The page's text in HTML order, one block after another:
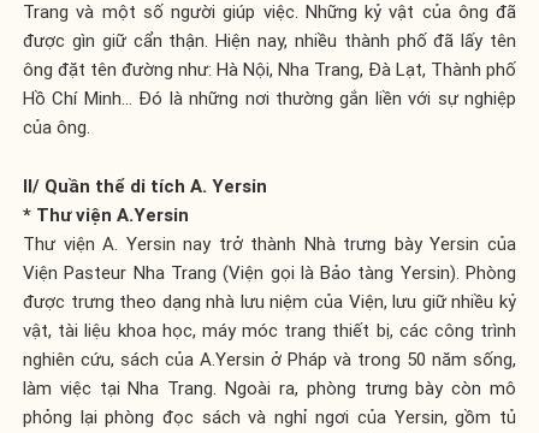
Trang và một số người giúp việc. Những kỷ vật của ông đã
được gìn giữ cẩn thận. Hiện nay, nhiều thành phố đã lấy tên
ông đặt tên đường như: Hà Nội, Nha Trang, Đà Lạt, Thành phố
Hồ Chí Minh… Đó là những nơi thường gắn liền với sự nghiệp
của ông.
II/ Quần thể di tích A. Yersin
* Thư viện A.Yersin
Thư viện A. Yersin nay trở thành Nhà trưng bày Yersin của
Viện Pasteur Nha Trang (Viện gọi là Bảo tàng Yersin). Phòng
được trưng theo dạng nhà lưu niệm của Viện, lưu giữ nhiều kỷ
vật, tài liệu khoa học, máy móc trang thiết bị, các công trình
nghiên cứu, sách của A.Yersin ở Pháp và trong 50 năm sống,
làm việc tại Nha Trang. Ngoài ra, phòng trưng bày còn mô
phỏng lại phòng đọc sách và nghỉ ngơi của Yersin, gồm tủ